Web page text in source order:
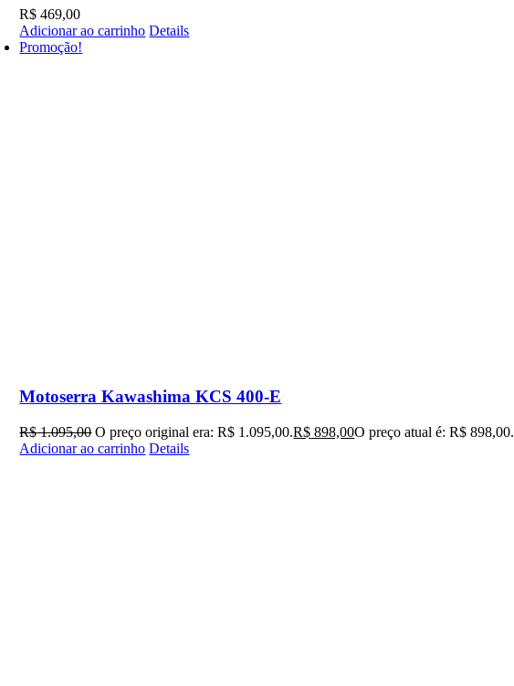
R$ 469,00
Adicionar ao carrinho Details
Promoção!
Motoserra Kawashima KCS 400-E
R$1.095,00 O preço original era: R$ 1.095,00.R$ 898,00O preço atual é: R$ 898,00.
Adicionar ao carrinho Details